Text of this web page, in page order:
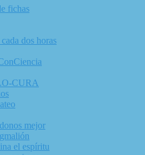
fichas
dos horas
CURA
mejor
el espíritu